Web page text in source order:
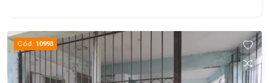
Cód. 10993